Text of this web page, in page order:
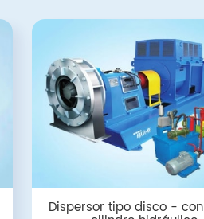
Dispersor tipo disco -